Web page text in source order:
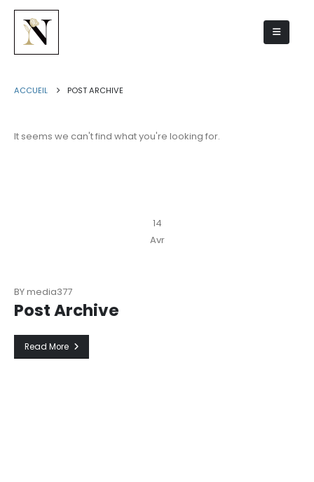
ACCUEIL POST ARCHIVE
It seems we can't find what you're looking for.
14
Avr
BYmedia377
Post Archive
Read More